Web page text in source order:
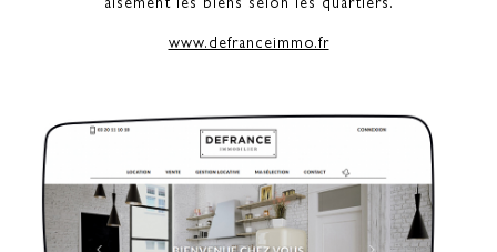
aisément les biens selon les quartiers.
www.defranceimmo.fr